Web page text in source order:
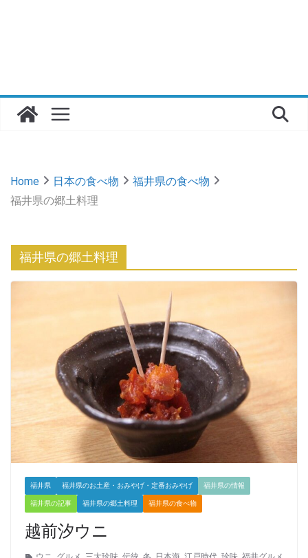
Home 日本の食べ物
福井県の食べ物
福井県の郷土料理
福井県の郷土料理
福井県 福井県のお土産・おみやげ・定番おみやげ 福井県の情報
福井県の記事 福井県の郷土料理 福井県の食べ物
越前汐ウニ